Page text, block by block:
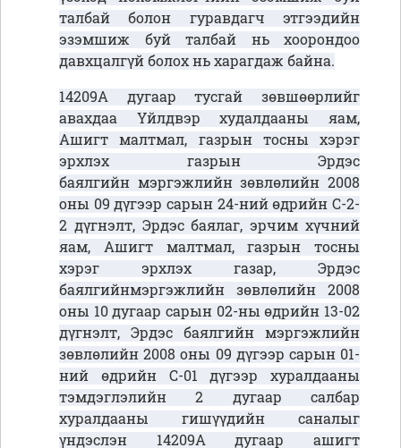
талбай болон гуравдагч этгээдийн
эзэмшиж буй талбай нь хоорондоо
давхцалгүй болох нь харагдаж байна.
14209А дугаар тусгай зөвшөөрлийг
авахдаа Үйлдвэр худалдааны яам,
Ашигт малтмал, газрын тосны хэрэг
эрхлэх газрын Эрдэс
баялгийн мэргэжлийн зөвлөлийн 2008
оны 09 дүгээр сарын 24-ний өдрийн С-2-
2 дүгнэлт, Эрдэс баялаг, эрчим хүчний
яам, Ашигт малтмал, газрын тосны
хэрэг эрхлэх газар, Эрдэс
баялгийнмэргэжлийн зөвлөлийн 2008
оны 10 дугаар сарын 02-ны өдрийн 13-02
дүгнэлт, Эрдэс баялгийн мэргэжлийн
зөвлөлийн 2008 оны 09 дүгээр сарын 01-
ний өдрийн С-01 дүгээр хуралдааны
тэмдэглэлийн 2 дугаар салбар
хуралдааны гишүүдийн саналыг
үндэслэн 14209А дугаар ашигт